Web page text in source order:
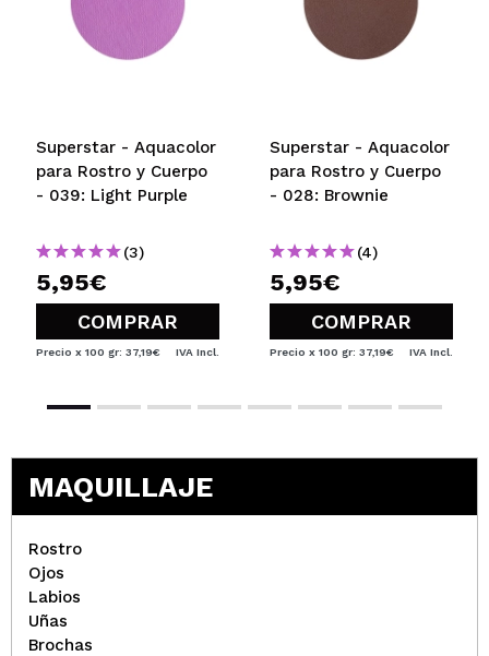
Superstar - Aquacolor
para Rostro y Cuerpo
- 039: Light Purple
(3)
5,95€
COMPRAR
Precio x 100 gr: 37,19€ IVA Incl.
Superstar - Aquacolor
para Rostro y Cuerpo
- 028: Brownie
(4)
5,95€
COMPRAR
Precio x 100 gr: 37,19€ IVA Incl.
MAQUILLAJE
Rostro
Ojos
Labios
Uñas
Brochas